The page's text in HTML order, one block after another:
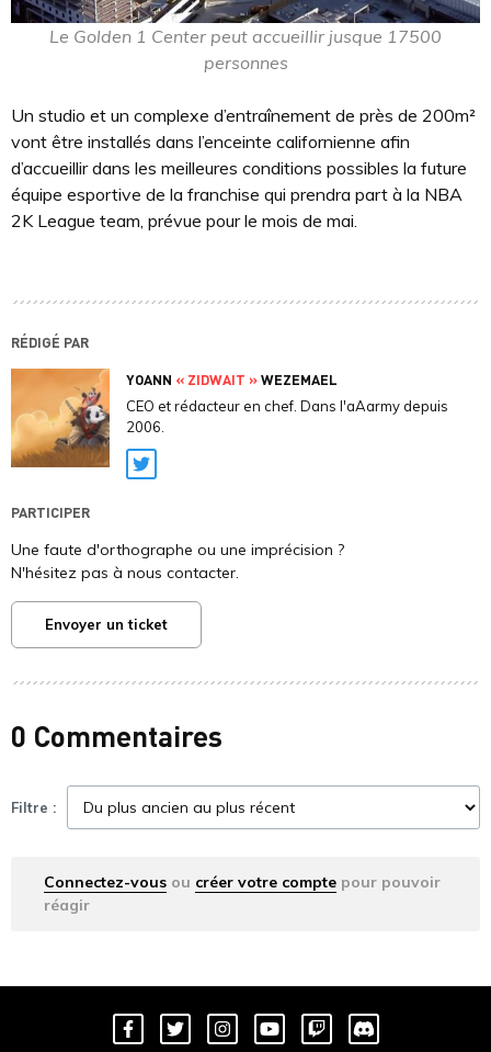
Le Golden 1 Center peut accueillir jusque 17500
personnes
Un studio et un complexe d’entraînement de près de 200m²
vont être installés dans l’enceinte californienne afin
d’accueillir dans les meilleures conditions possibles la future
équipe esportive de la franchise qui prendra part à la NBA
2K League team, prévue pour le mois de mai.
RÉDIGÉ PAR
YOANN « ZIDWAIT »WEZEMAEL
CEO et rédacteur en chef. Dans l'aAarmy depuis
2006.
Twitter
PARTICIPER
Une faute d'orthographe ou une imprécision ?
N'hésitez pas à nous contacter.
Envoyer un ticket
0 Commentaires
Filtre :
Connectez-vous ou créer votre compte pour pouvoir
réagir